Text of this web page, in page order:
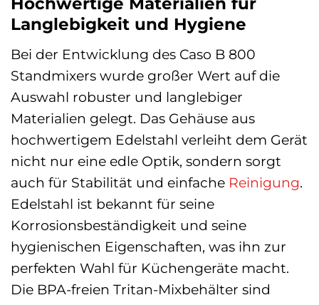
Langlebigkeit und Hygiene
Bei der Entwicklung des Caso B 800
Standmixers wurde großer Wert auf die
Auswahl robuster und langlebiger
Materialien gelegt. Das Gehäuse aus
hochwertigem Edelstahl verleiht dem Gerät
nicht nur eine edle Optik, sondern sorgt
auch für Stabilität und einfache Reinigung.
Edelstahl ist bekannt für seine
Korrosionsbeständigkeit und seine
hygienischen Eigenschaften, was ihn zur
perfekten Wahl für Küchengeräte macht.
Die BPA-freien Tritan-Mixbehälter sind